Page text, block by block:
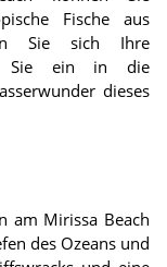
Fische aus
Sie sich Ihre
Sie ein in die
dieses
am Mirissa Beach
des Ozeans und